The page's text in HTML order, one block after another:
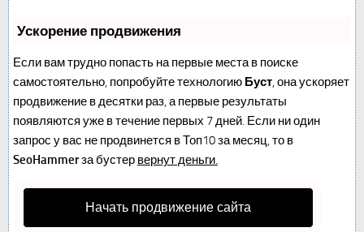
Ускорение продвижения
Если вам трудно попасть на первые места в поиске
самостоятельно, попробуйте технологию Буст, она ускоряет
продвижение в десятки раз, а первые результаты
появляются уже в течение первых 7 дней. Если ни один
запрос у вас не продвинется в Топ10 за месяц, то в
SeoHammerза бустер вернут деньги.
Начать продвижение сайта